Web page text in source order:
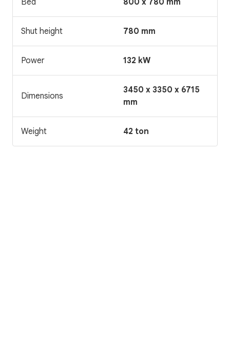
Shut height 780 mm
Power 132 kW
Dimensions
3450 x 3350 x 6715
mm
Weight 42 ton